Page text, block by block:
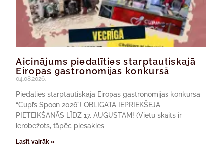
Aicinājums piedalīties starptautiskajā
Eiropas gastronomijas konkursā
04.08.2026.
Piedalies starptautiskajā Eiropas gastronomijas konkursā
“Cupi’s Spoon 2026”! OBLIGĀTA IEPRIEKŠĒJĀ
PIETEIKŠANĀS LĪDZ 17. AUGUSTAM! (Vietu skaits ir
ierobežots, tāpēc piesakies
Lasīt vairāk »